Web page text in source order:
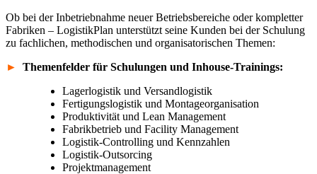
Ob bei der Inbetriebnahme neuer Betriebsbereiche oder kompletter
Fabriken – LogistikPlan unterstützt seine Kunden bei der Schulung
zu fachlichen, methodischen und organisatorischen Themen:
► Themenfelder für Schulungen und Inhouse-Trainings:
Lagerlogistik und Versandlogistik
Fertigungslogistik und Montageorganisation
Produktivität und Lean Management
Fabrikbetrieb und Facility Management
Logistik-Controlling und Kennzahlen
Logistik-Outsorcing
Projektmanagement